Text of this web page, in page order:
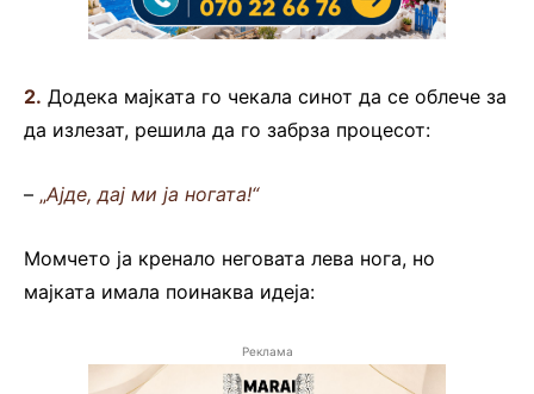
2. Додека мајката го чекала синот да се облече за
да излезат, решила да го забрза процесот:
– „Ајде, дај ми ја ногата!“
Момчето ја кренало неговата лева нога, но
мајката имала поинаква идеја:
Реклама